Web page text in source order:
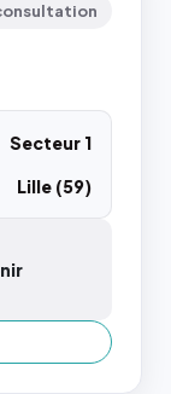
Secteur 1
Lille (59)